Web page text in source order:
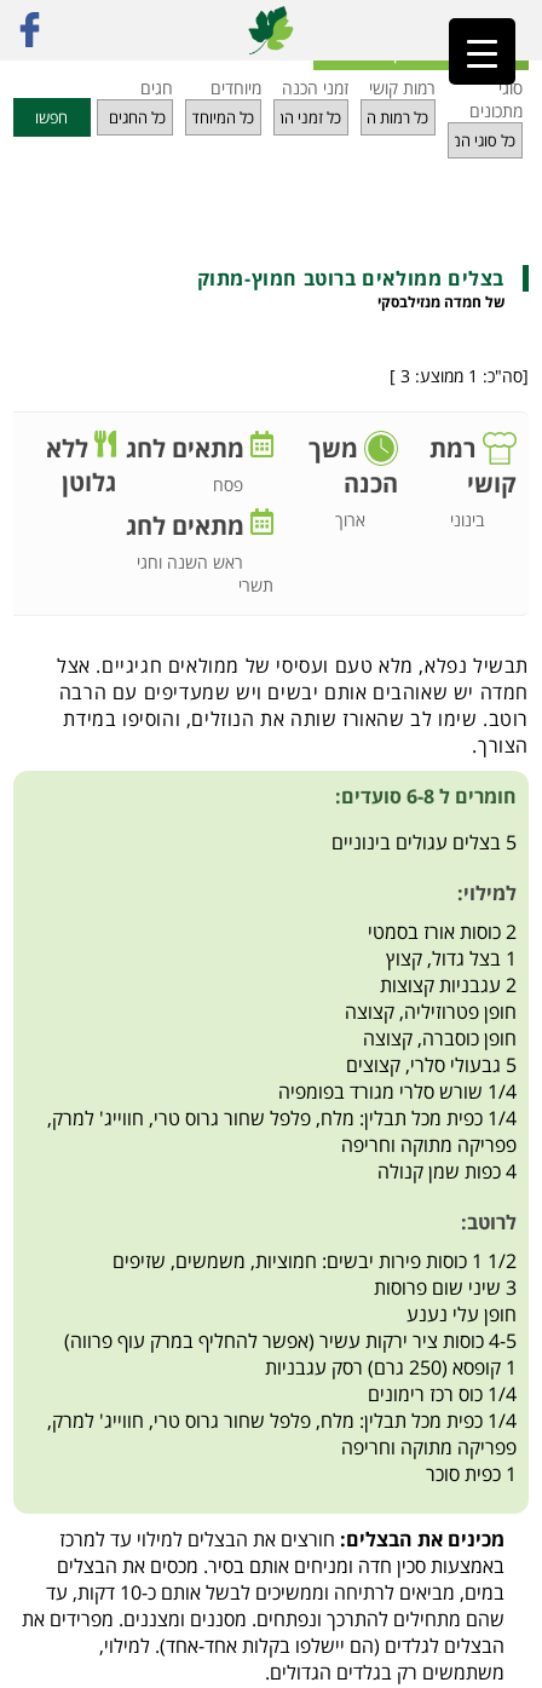
ראשי»מתכונים בצלים ממולאים ברוטב חמוץ-מתוק
חזרה לאינדקס מתכונים
סוגי
מתכונים
רמות קושי זמני הכנה מיוחדים חגים
חפשו
בצלים ממולאים ברוטב חמוץ-מתוק
של חמדה מנזילבסקי
[סה"כ: 1 ממוצע: 3
]
רמת
קושי
בינוני
משך
הכנה
ארוך
מתאים לחג
פסח
מתאים לחג
ראש השנה וחגי
תשרי
ללא
גלוטן
תבשיל נפלא, מלא טעם ועסיסי של ממולאים חגיגיים. אצל
חמדה יש שאוהבים אותם יבשים ויש שמעדיפים עם הרבה
רוטב. שימו לב שהאורז שותה את הנוזלים, והוסיפו במידת
הצורך.
חומרים ל 6-8 סועדים:
5 בצלים עגולים בינוניים
למילוי:
2 כוסות אורז בסמטי
1 בצל גדול, קצוץ
2 עגבניות קצוצות
חופן פטרוזיליה, קצוצה
חופן כוסברה, קצוצה
5 גבעולי סלרי, קצוצים
1/4 שורש סלרי מגורד בפומפיה
1/4 כפית מכל תבלין: מלח, פלפל שחור גרוס טרי, חווייג' למרק,
פפריקה מתוקה וחריפה
4 כפות שמן קנולה
לרוטב:
1/2 1 כוסות פירות יבשים: חמוציות, משמשים, שזיפים
3 שיני שום פרוסות
חופן עלי נענע
4-5 כוסות ציר ירקות עשיר (אפשר להחליף במרק עוף פרווה)
1 קופסא (250 גרם) רסק עגבניות
1/4 כוס רכז רימונים
1/4 כפית מכל תבלין: מלח, פלפל שחור גרוס טרי, חווייג' למרק,
פפריקה מתוקה וחריפה
1 כפית סוכר
מכינים את הבצלים: חורצים את הבצלים למילוי עד למרכז
באמצעות סכין חדה ומניחים אותם בסיר. מכסים את הבצלים
במים, מביאים לרתיחה וממשיכים לבשל אותם כ-10 דקות, עד
שהם מתחילים להתרכך ונפתחים. מסננים ומצננים. מפרידים את
הבצלים לגלדים (הם יישלפו בקלות אחד-אחד). למילוי,
משתמשים רק בגלדים הגדולים.